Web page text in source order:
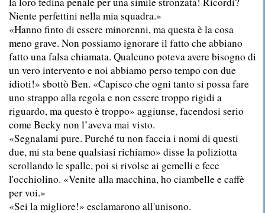
Niente perfettini nella mia squadra.»
«Hanno finto di essere minorenni, ma questa è la cosa
meno grave. Non possiamo ignorare il fatto che abbiano
fatto una falsa chiamata. Qualcuno poteva avere bisogno di
un vero intervento e noi abbiamo perso tempo con due
idioti!» sbottò Ben. «Capisco che ogni tanto si possa fare
uno strappo alla regola e non essere troppo rigidi a
riguardo, ma questo è troppo» aggiunse, facendosi serio
come Becky non l’aveva mai visto.
«Segnalami pure. Purché tu non faccia i nomi di questi
due, mi sta bene qualsiasi richiamo» disse la poliziotta
scrollando le spalle, poi si rivolse ai gemelli e fece
l'occhiolino. «Venite alla macchina, ho ciambelle e caffè
per voi.»
«Sei la migliore!» esclamarono all'unisono.